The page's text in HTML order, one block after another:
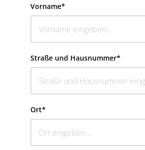
Vorname*
Straße und Hausnummer*
Ort*